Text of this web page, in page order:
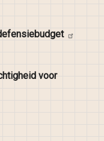
voor